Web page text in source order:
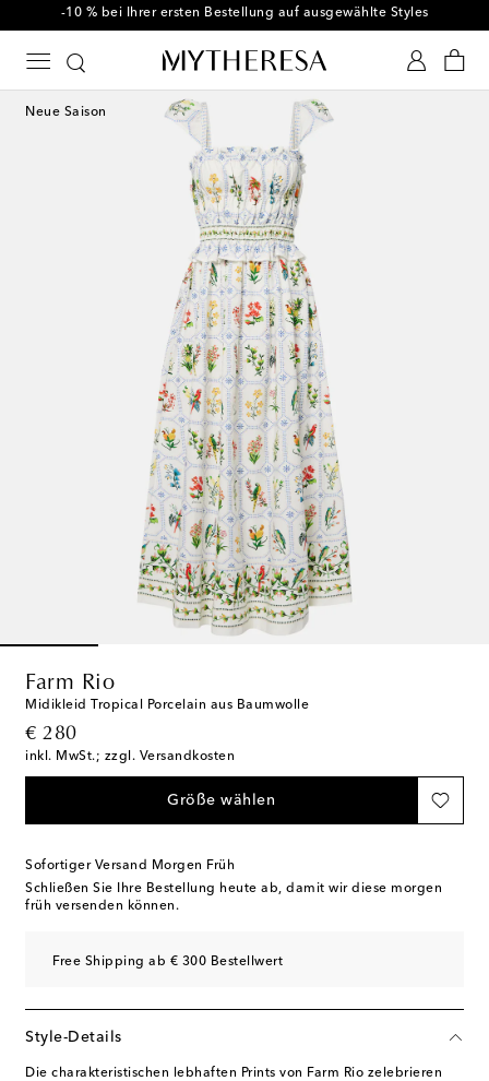
-10 % bei Ihrer ersten Bestellung auf ausgewählte Styles
Neue Saison
Farm Rio
Midikleid Tropical Porcelain aus Baumwolle
€ 280
original price
inkl. MwSt.; zzgl. Versandkosten
Größe wählen
Sofortiger Versand Morgen Früh
Schließen Sie Ihre Bestellung heute ab, damit wir diese morgen
früh versenden können.
Free Shipping ab € 300 Bestellwert
Style-Details
Die charakteristischen lebhaften Prints von Farm Rio zelebrieren